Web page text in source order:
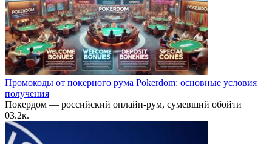
Промокоды от покерного рума Pokerdom: основные условия
получения
Покердом — российский онлайн-рум, сумевший обойти
03.2к.